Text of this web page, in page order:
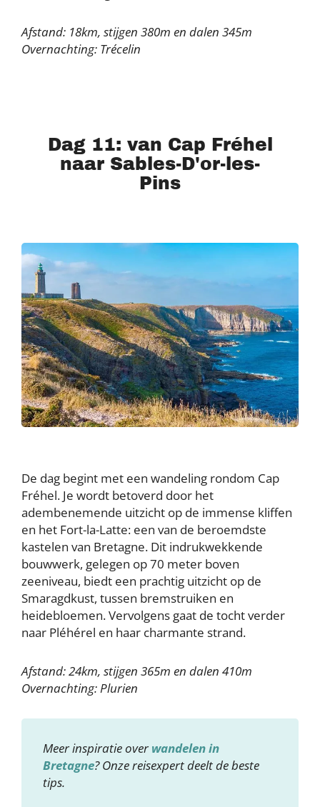
Afstand: 18km, stijgen 380m en dalen 345m
Overnachting: Trécelin
Dag 11: van Cap Fréhel
naar Sables-D'or-les-
Pins
De dag begint met een wandeling rondom Cap
Fréhel. Je wordt betoverd door het
adembenemende uitzicht op de immense kliffen
en het Fort-la-Latte: een van de beroemdste
kastelen van Bretagne. Dit indrukwekkende
bouwwerk, gelegen op 70 meter boven
zeeniveau, biedt een prachtig uitzicht op de
Smaragdkust, tussen bremstruiken en
heidebloemen. Vervolgens gaat de tocht verder
naar Pléhérel en haar charmante strand.
Afstand: 24km, stijgen 365m en dalen 410m
Overnachting: Plurien
Meer inspiratie overwandelen in
Bretagne? Onze reisexpert deelt de beste
tips.